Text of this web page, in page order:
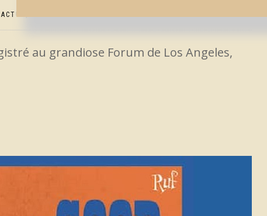
ACTUS
au grandiose Forum de Los Angeles,